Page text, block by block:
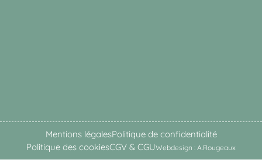
Mentions légalesPolitique de confidentialité
Politique des cookiesCGV & CGUWebdesign : A.Rougeaux